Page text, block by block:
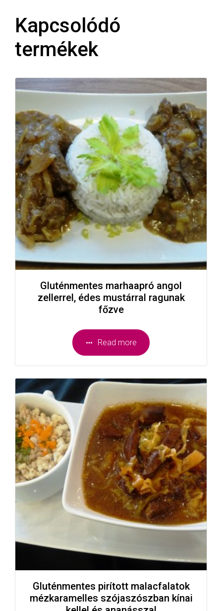
Kapcsolódó
termékek
Gluténmentes marhaapró angol
zellerrel, édes mustárral ragunak
főzve
Read more
Gluténmentes pirított malacfalatok
mézkaramelles szójaszószban kínai